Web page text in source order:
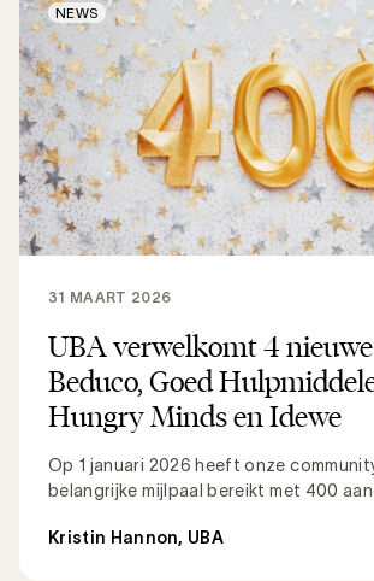
UBA verwelkomt 4
Beduco, Goed
Hungry Minds en Idewe
Op 1 januari 2026 heeft onze
belangrijke mijlpaal bereikt met 400
31 MAART 2026
Kristin Hannon, UBA
NEWS